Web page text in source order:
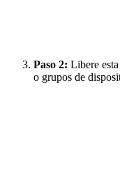
Paso 2: Libere
o grupos de